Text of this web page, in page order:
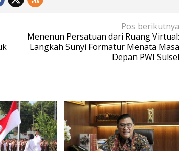
Pos berikutnya
Menenun Persatuan dari Ruang Virtual:
Langkah Sunyi Formatur Menata Masa
Depan PWI Sulsel